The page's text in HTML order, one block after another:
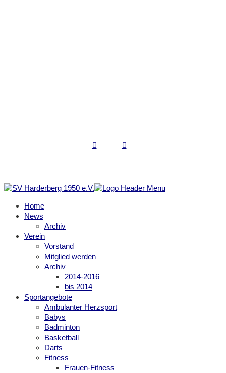
Home
News
Archiv
Verein
Vorstand
Mitglied werden
Archiv
2014-2016
bis 2014
Sportangebote
Ambulanter Herzsport
Babys
Badminton
Basketball
Darts
Fitness
Frauen-Fitness